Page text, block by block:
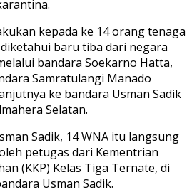
kepada ke 14 orang tenaga
baru tiba dari negara
bandara Soekarno Hatta,
Samratulangi Manado
ke bandara Usman Sadik
Selatan.
Sadik, 14 WNA itu langsung
petugas dari Kementrian
(KKP) Kelas Tiga Ternate, di
Usman Sadik.